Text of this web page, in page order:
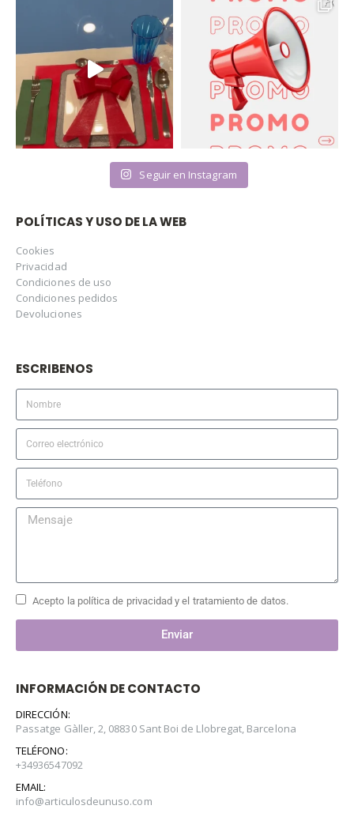
Seguir en Instagram
POLÍTICAS Y USO DE LA WEB
Cookies
Privacidad
Condiciones de uso
Condiciones pedidos
Devoluciones
ESCRIBENOS
Acepto la política de privacidad y el tratamiento de datos.
Enviar
INFORMACIÓN DE CONTACTO
DIRECCIÓN:
Passatge Gàller, 2, 08830 Sant Boi de Llobregat, Barcelona
TELÉFONO:
+34936547092
EMAIL:
info@articulosdeunuso.com